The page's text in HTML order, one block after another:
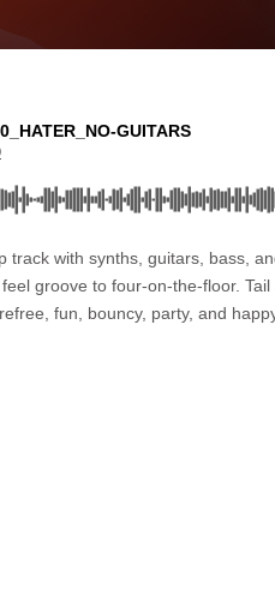
GUITARS
track with synths, guitars, bass,
groove to four-on-the-floor.
fun, bouncy, party, and